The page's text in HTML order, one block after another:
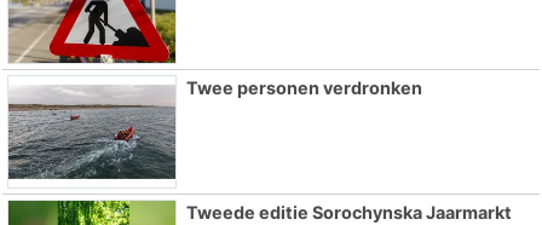
Twee personen verdronken
Tweede editie Sorochynska Jaarmarkt